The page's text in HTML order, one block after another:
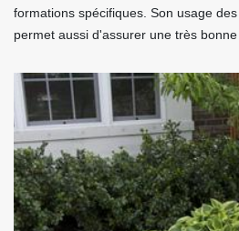
formations spécifiques. Son usage
permet aussi d'assurer une très